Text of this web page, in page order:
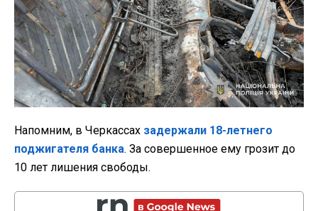
Напомним, в Черкассах задержали 18-летнего
поджигателя банка. За совершенное ему грозит до
10 лет лишения свободы.